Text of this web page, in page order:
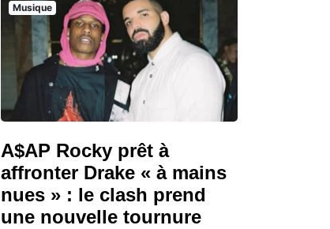
Musique
A$AP Rocky prêt à
affronter Drake « à mains
nues » : le clash prend
une nouvelle tournure